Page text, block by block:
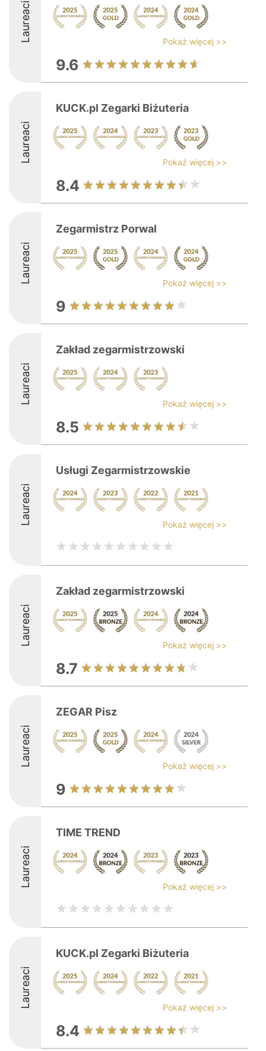
Laureaci Pokaż więcej >>
9.6
Laureaci
KUCK.pl Zegarki Biżuteria
Pokaż więcej >>
8.4
Laureaci
Zegarmistrz Porwal
Pokaż więcej >>
9
Laureaci
Zakład zegarmistrzowski
Pokaż więcej >>
8.5
Laureaci
Usługi Zegarmistrzowskie
Pokaż więcej >>
Laureaci
Zakład zegarmistrzowski
Pokaż więcej >>
8.7
Laureaci
ZEGAR Pisz
Pokaż więcej >>
9
Laureaci
TIME TREND
Pokaż więcej >>
Laureaci
KUCK.pl Zegarki Biżuteria
Pokaż więcej >>
8.4